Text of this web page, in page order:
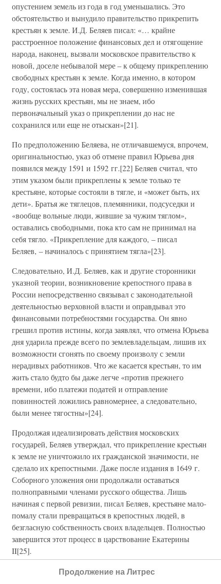
опустением земель из года в год уменьшались. Это
обстоятельство и вынудило правительство прикрепить
крестьян к земле. И.Д. Беляев писал: «… крайне
расстроенное положение финансовых дел и отягощение
народа, наконец, вызвали московское правительство к
новой, доселе небывалой мере – к общему прикреплению
свободных крестьян к земле. Когда именно, в котором
году, состоялась эта новая мера, совершенно изменившая
жизнь русских крестьян, мы не знаем, ибо
первоначальный указ о прикреплении до нас не
сохранился или еще не отыскан»[21].
По предположению Беляева, не отличавшемуся, впрочем,
оригинальностью, указ об отмене правил Юрьева дня
появился между 1591 и 1592 гг.[22] Беляев считал, что
этим указом были прикреплены к земле только те
крестьяне, которые состояли в тягле, и «может быть, их
дети». Братья же тяглецов, племянники, подсуседки и
«вообще вольные люди, жившие за чужим тяглом»,
оставались свободными, пока кто сам не принимал на
себя тягло. «Прикрепление для каждого, – писал
Беляев, – начиналось с принятием тягла»[23].
Следовательно, И.Д. Беляев, как и другие сторонники
указной теории, возникновение крепостного права в
России непосредственно связывал с законодательной
деятельностью верховной власти и оправдывал это
финансовыми потребностями государства. Он явно
грешил против истины, когда заявлял, что отмена Юрьева
дня ударила прежде всего по землевладельцам, лишив их
возможности сгонять по своему произволу с земли
нерадивых работников. Что же касается крестьян, то им
жить стало будто бы даже легче «против прежнего
времени, ибо платежи податей и отправление
повинностей ложились равномернее, а следовательно,
были менее тягостны»[24].
Продолжая идеализировать действия московских
государей, Беляев утверждал, что прикрепление крестьян
к земле не уничтожило их гражданской значимости, не
сделало их крепостными. Даже после издания в 1649 г.
Соборного уложения они продолжали оставаться
полноправными членами русского общества. Лишь
начиная с первой ревизии, писал Беляев, крестьяне мало-
помалу стали превращаться в крепостных людей, в
безгласную собственность своих владельцев. Полностью
завершится этот процесс в царствование Екатерины
II[25].
Необходимо заметить, что И.Д. Беляев в своих
Продолжение на Литрес